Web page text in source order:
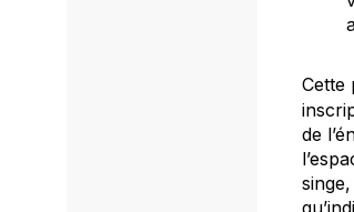
Cette
de
singe